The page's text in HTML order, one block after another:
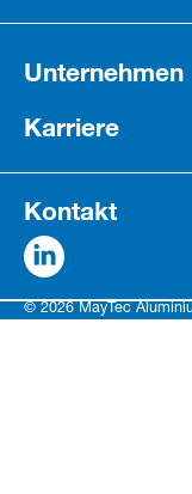
Unternehmen
Karriere
Kontakt
© 2026 MayTec